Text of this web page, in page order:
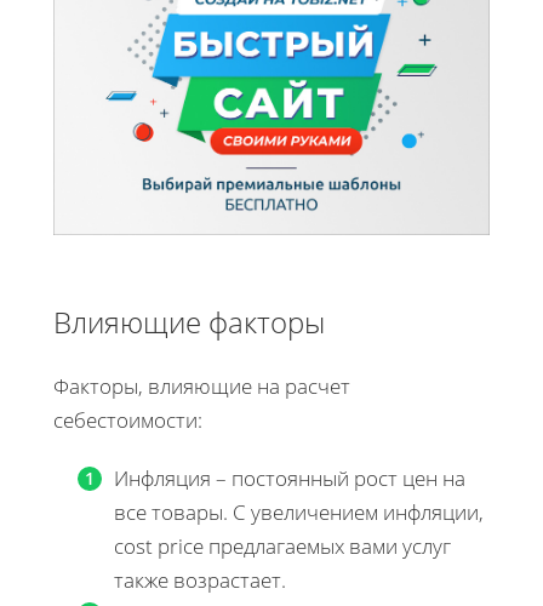
Влияющие факторы
Факторы, влияющие на расчет
себестоимости:
Инфляция – постоянный рост цен на
все товары. С увеличением инфляции,
cost price предлагаемых вами услуг
также возрастает.